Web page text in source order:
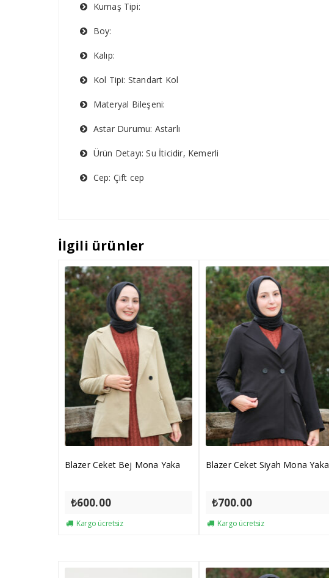
Kumaş Tipi:
Boy:
Kalıp:
Kol Tipi: Standart Kol
Materyal Bileşeni:
Astar Durumu: Astarlı
Ürün Detayı: Su İticidir, Kemerli
Cep: Çift cep
İlgili ürünler
Blazer Ceket Bej Mona Yaka
₺600.00
Kargo ücretsiz
Blazer Ceket Siyah Mona Yaka
₺700.00
Kargo ücretsiz